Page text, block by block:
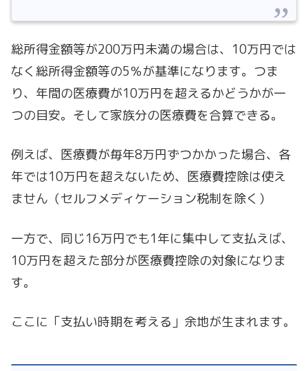
総所得金額等が200万円未満の場合は、10万円では
なく総所得金額等の5％が基準になります。つま
り、年間の医療費が10万円を超えるかどうかが一
つの目安。そして家族分の医療費を合算できる。
例えば、医療費が毎年8万円ずつかかった場合、各
年では10万円を超えないため、医療費控除は使え
ません（セルフメディケーション税制を除く）
一方で、同じ16万円でも1年に集中して支払えば、
10万円を超えた部分が医療費控除の対象になりま
す。
ここに「支払い時期を考える」余地が生まれます。